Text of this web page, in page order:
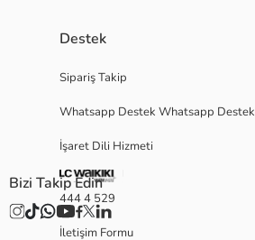
Marka:
Cinsiyet:
Kalıp:
Destek
Sipariş Takip
Whatsapp Destek Whatsapp Destek
İşaret Dili Hizmeti
444 4 529
İletişim Formu
Bizi Takip Edin